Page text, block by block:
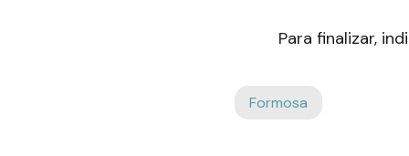
Para finalizar,
Formosa